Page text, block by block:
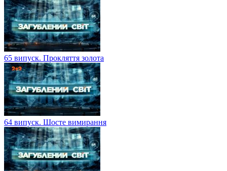
65 випуск. Прокляття золота
64 випуск. Шосте вимирання